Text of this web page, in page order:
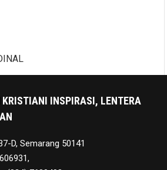
INSPIRASI, LENTERA
D, Semarang 50141